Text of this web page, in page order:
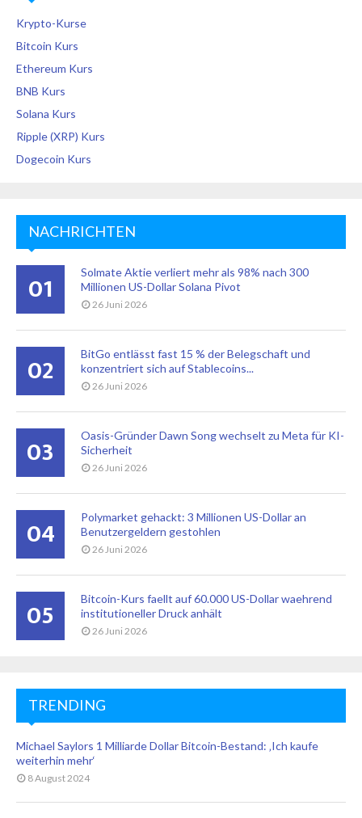
Krypto-Kurse
Bitcoin Kurs
Ethereum Kurs
BNB Kurs
Solana Kurs
Ripple (XRP) Kurs
Dogecoin Kurs
NACHRICHTEN
01
Solmate Aktie verliert mehr als 98% nach 300
Millionen US-Dollar Solana Pivot
26 Juni 2026
02
BitGo entlässt fast 15 % der Belegschaft und
konzentriert sich auf Stablecoins...
26 Juni 2026
03
Oasis-Gründer Dawn Song wechselt zu Meta für KI-
Sicherheit
26 Juni 2026
04
Polymarket gehackt: 3 Millionen US-Dollar an
Benutzergeldern gestohlen
26 Juni 2026
05
Bitcoin-Kurs faellt auf 60.000 US-Dollar waehrend
institutioneller Druck anhält
26 Juni 2026
TRENDING
Michael Saylors 1 Milliarde Dollar Bitcoin-Bestand: ‚Ich kaufe
weiterhin mehr‘
8 August 2024